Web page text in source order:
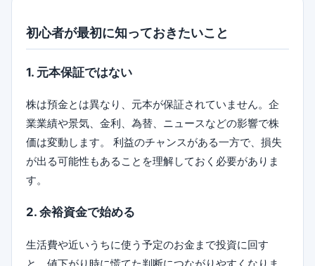
初心者が最初に知っておきたいこと
1. 元本保証ではない
株は預金とは異なり、元本が保証されていません。企
業業績や景気、金利、為替、ニュースなどの影響で株
価は変動します。 利益のチャンスがある一方で、損失
が出る可能性もあることを理解しておく必要がありま
す。
2. 余裕資金で始める
生活費や近いうちに使う予定のお金まで投資に回す